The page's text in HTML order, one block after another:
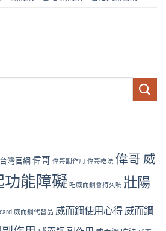
灣官網偉哥 偉哥副作用 偉哥吃法 偉哥 威
功能障礙 吃威而鋼會持久嗎 壯陽
威而鋼代替品 威而鋼使用心得 威而鋼